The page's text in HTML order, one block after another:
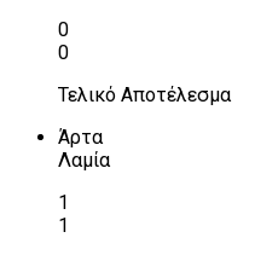
0
0
Τελικό Αποτέλεσμα
Άρτα
Λαμία
1
1